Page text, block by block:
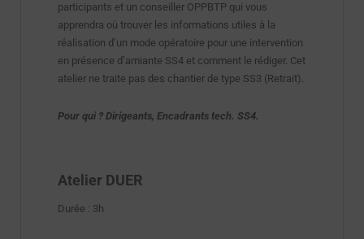
participants et un conseiller OPPBTP qui vous
apprendra où trouver les informations utiles à la
réalisation d’un mode opératoire pour une intervention
en présence d’amiante SS4 et comment le rédiger. Cet
atelier ne traite pas des chantier de type SS3 (Retrait).
Pour qui ? Dirigeants, Encadrants tech. SS4.
Atelier DUER
Durée : 3h